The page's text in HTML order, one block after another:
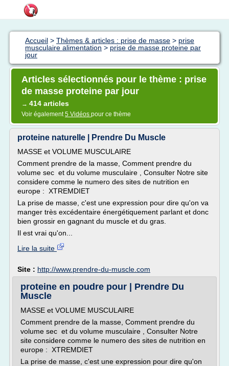
Accueil > Thèmes & articles : prise de masse > prise
musculaire alimentation > prise de masse proteine par
jour
Articles sélectionnés pour le thème : prise
de masse proteine par jour
→ 414 articles
Voir également5 Vidéos pour ce thème
proteine naturelle | Prendre Du Muscle
MASSE et VOLUME MUSCULAIRE
Comment prendre de la masse, Comment prendre du
volume sec et du volume musculaire , Consulter Notre site
considere comme le numero des sites de nutrition en
europe : XTREMDIET
La prise de masse, c'est une expression pour dire qu'on va
manger très excédentaire énergétiquement parlant et donc
bien grossir en gagnant du muscle et du gras.
Il est vrai qu'on...
Lire la suite
Site : http://www.prendre-du-muscle.com
proteine en poudre pour | Prendre Du
Muscle
MASSE et VOLUME MUSCULAIRE
Comment prendre de la masse, Comment prendre du
volume sec et du volume musculaire , Consulter Notre
site considere comme le numero des sites de nutrition en
europe : XTREMDIET
La prise de masse, c'est une expression pour dire qu'on